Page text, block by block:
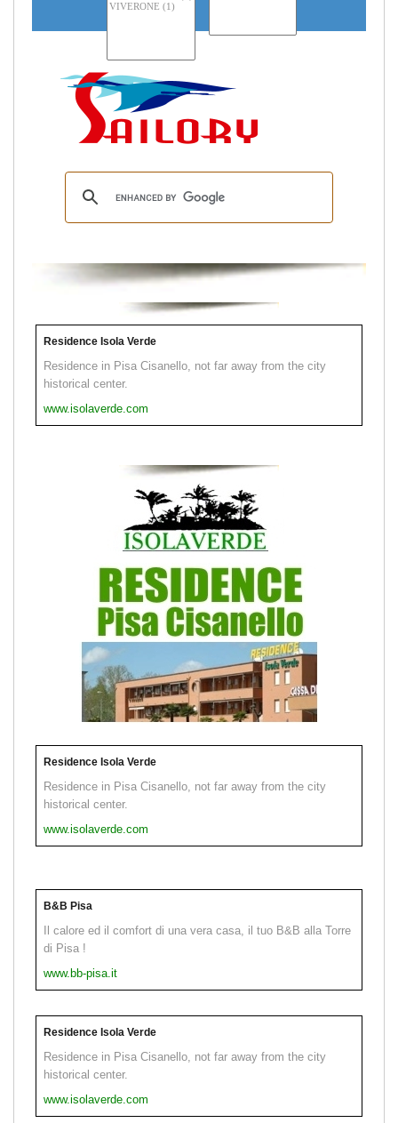
Residence Isola Verde
Residence in Pisa Cisanello, not far away from the city
historical center.
www.isolaverde.com
Residence Isola Verde
Residence in Pisa Cisanello, not far away from the city
historical center.
www.isolaverde.com
B&B Pisa
Il calore ed il comfort di una vera casa, il tuo B&B alla Torre
di Pisa !
www.bb-pisa.it
Residence Isola Verde
Residence in Pisa Cisanello, not far away from the city
historical center.
www.isolaverde.com